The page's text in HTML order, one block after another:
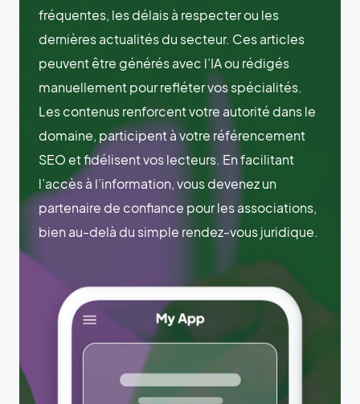
fréquentes, les délais à respecter ou les
dernières actualités du secteur. Ces articles
peuvent être générés avec l’IA ou rédigés
manuellement pour refléter vos spécialités.
Les contenus renforcent votre autorité dans le
domaine, participent à votre référencement
SEO et fidélisent vos lecteurs. En facilitant
l’accès à l’information, vous devenez un
partenaire de confiance pour les associations,
bien au-delà du simple rendez-vous juridique.